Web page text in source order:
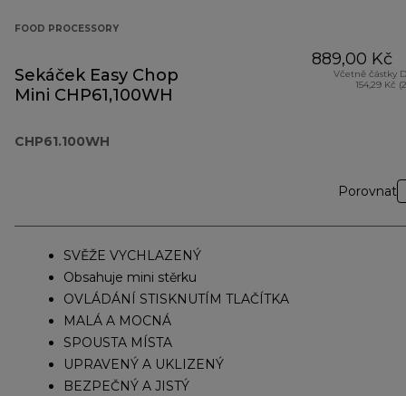
FOOD PROCESSORY
Sekáček Easy Chop
Mini CHP61,100WH
CHP61.100WH
889,00 Kč
Včetně částky
154,29 Kč
Porovnat
SVĚŽE VYCHLAZENÝ
Obsahuje mini stěrku
OVLÁDÁNÍ STISKNUTÍM TLAČÍTKA
MALÁ A MOCNÁ
SPOUSTA MÍSTA
UPRAVENÝ A UKLIZENÝ
BEZPEČNÝ A JISTÝ